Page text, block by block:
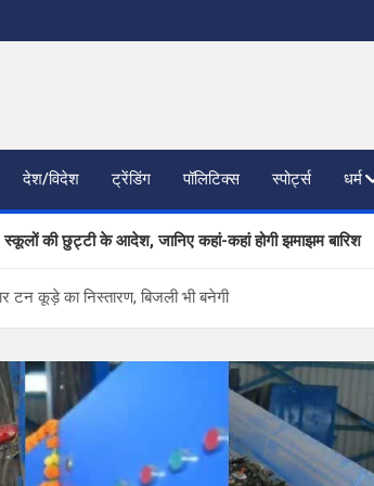
देश/विदेश ट्रेंडिंग पॉलिटिक्स स्पोर्ट्स धर्म
स्कूलों की छुट्टी के आदेश, जानिए कहां-कहां होगी झमाझम बारिश
दलों से SIR पर फीडबैक
कंपनियां लेंगी साक्षात्कार; 559 पदों पर होगा चयन
ने वैश्विक स्तर पर संस्कृत के प्रसार को दिया नया आयाम
टन कूड़े का निस्तारण, बिजली भी बनेगी